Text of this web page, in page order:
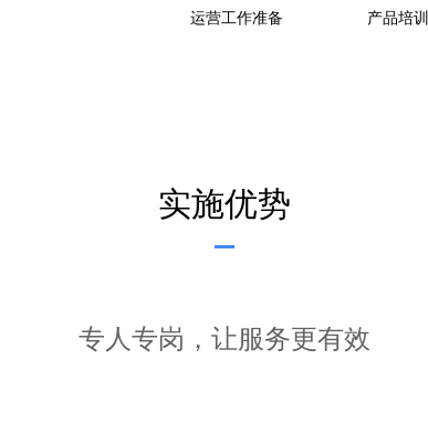
运营工作准备
产品培训
实施优势
专人专岗，让服务更有效